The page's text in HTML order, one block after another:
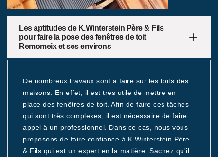
Les aptitudes de K.Winterstein Père & Fils
pour faire la pose des fenêtres de toit
Remomeix et ses environs
De nombreux travaux sont à faire sur les toits des
maisons. En effet, il est très utile de mettre en
place des fenêtres de toit. Afin de faire ces tâches
qui sont très complexes, il est nécessaire de faire
appel à un professionnel. Dans ce cas, nous vous
proposons de faire confiance à K.Winterstein Père
& Fils qui est un expert en la matière. Sachez qu'il